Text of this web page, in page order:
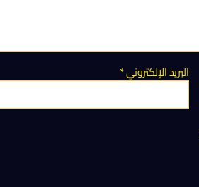
البريد الإلكتروني*